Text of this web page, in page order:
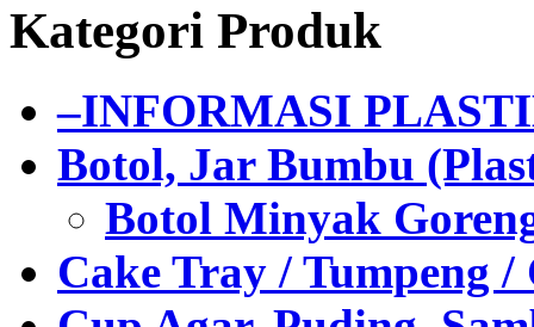
Kategori Produk
–INFORMASI
Botol, Jar Bumbu
Botol Minyak
Cake Tray / Tumpeng /